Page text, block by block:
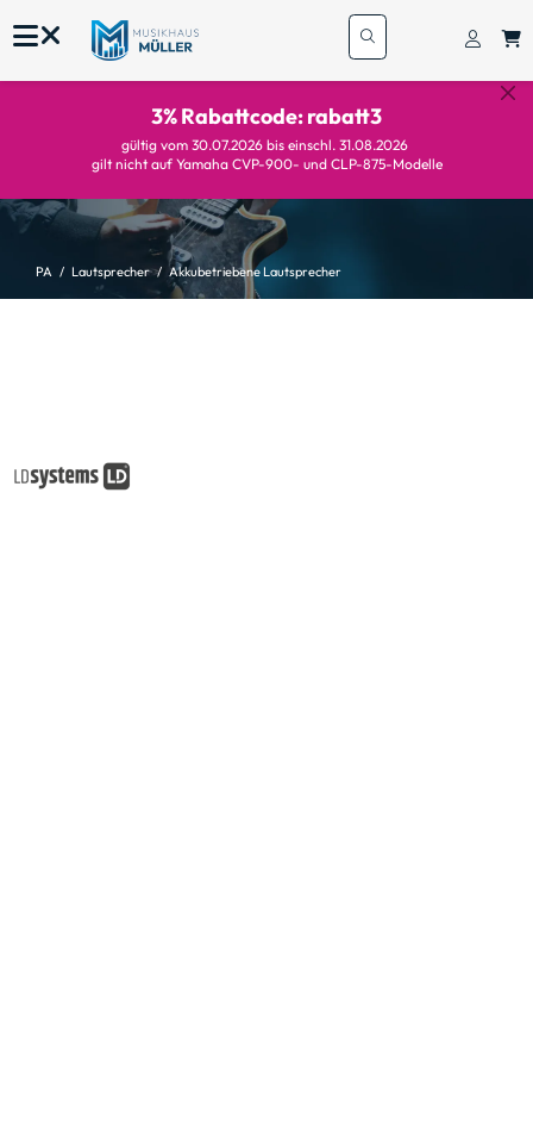
3% Rabattcode: rabatt3
gültig vom 30.07.2026 bis einschl. 31.08.2026
gilt nicht auf Yamaha CVP-900- und CLP-875-Modelle
PA Lautsprecher Akkubetriebene Lautsprecher